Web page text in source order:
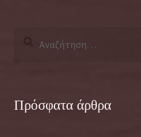
Πρόσφατα άρθρα